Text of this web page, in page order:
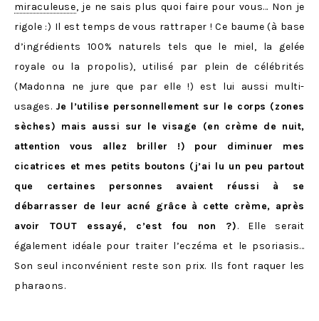
miraculeuse, je ne sais plus quoi faire pour vous… Non je
rigole :) Il est temps de vous rattraper ! Ce baume (à base
d’ingrédients 100% naturels tels que le miel, la gelée
royale ou la propolis), utilisé par plein de célébrités
(Madonna ne jure que par elle !) est lui aussi multi-
usages. Je l’utilise personnellement sur le corps (zones
sèches) mais aussi sur le visage (en crème de nuit,
attention vous allez briller !) pour diminuer mes
cicatrices et mes petits boutons (j’ai lu un peu partout
que certaines personnes avaient réussi à se
débarrasser de leur acné grâce à cette crème, après
avoir TOUT essayé, c’est fou non ?). Elle serait
également idéale pour traiter l’eczéma et le psoriasis…
Son seul inconvénient reste son prix. Ils font raquer les
pharaons.